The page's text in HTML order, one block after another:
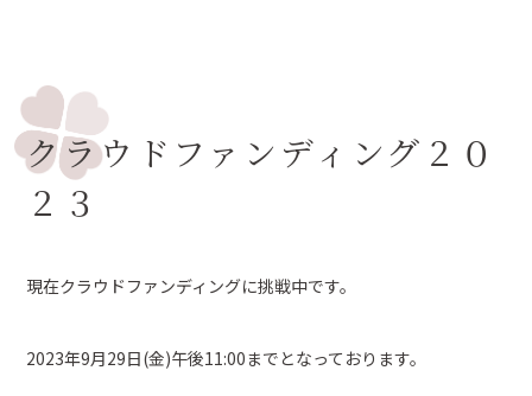
クラウドファンディング２０
２３
現在クラウドファンディングに挑戦中です。
2023年9月29日(金)午後11:00までとなっております。